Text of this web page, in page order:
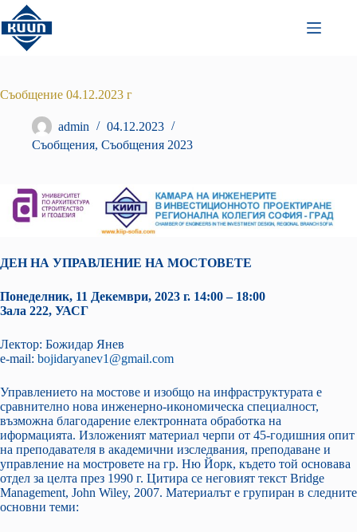
Преминаване
към
съдържанието
Съобщениe 04.12.2023 г
admin
04.12.2023
Съобщения, Съобщения 2023
ДЕН НА УПРАВЛЕНИЕ НА МОСТОВЕТЕ
Понеделник, 11 Декември, 2023 г. 14:00 – 18:00
Зала 222, УАСГ
Лектор: Божидар Янев
e-mail: bojidaryanev1@gmail.com
Управлението на мостове и изобщо на инфраструктурата е
сравнително нова инженерно-икономическа специалност,
възможна благодарение електронната обработка на
иформацията. Изложеният материал черпи от 45-годишния опит
на преподавателя в академични изследвания, преподаване и
управление на мостровете на гр. Ню Йорк, където той основава
отдел за целта през 1990 г. Цитира се неговият текст Bridge
Management, John Wiley, 2007. Материалът е групиран в следните
основни теми: